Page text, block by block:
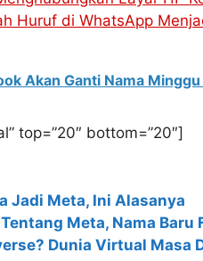
Huruf di WhatsApp
Akan Ganti Nama
top=”20″ bottom=”20″]
Jadi Meta, Ini Alasanya
Meta, Nama Baru
Dunia Virtual Masa